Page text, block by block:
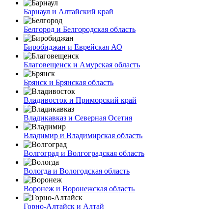
Барнаул и Алтайский край
Белгород и Белгородская область
Биробиджан и Еврейская АО
Благовещенск и Амурская область
Брянск и Брянская область
Владивосток и Приморский край
Владикавказ и Северная Осетия
Владимир и Владимирская область
Волгоград и Волгоградская область
Вологда и Вологодская область
Воронеж и Воронежская область
Горно-Алтайск и Алтай